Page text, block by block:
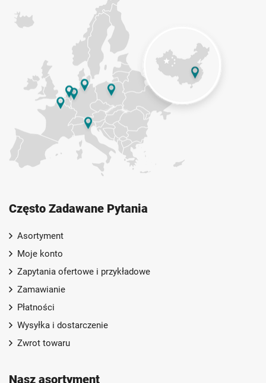
Często Zadawane Pytania
Asortyment
Moje konto
Zapytania ofertowe i przykładowe
Zamawianie
Płatności
Wysyłka i dostarczenie
Zwrot towaru
Nasz asortyment